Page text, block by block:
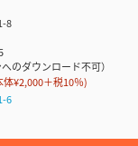
8
のダウンロード不可）
体¥2,000＋税10％)
6